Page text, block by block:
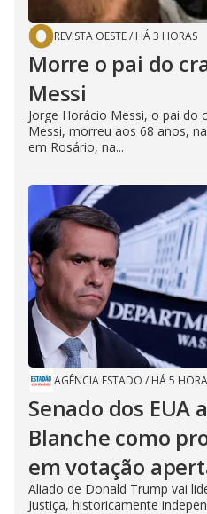
REVISTA OESTE/ HÁ 3 HORAS
Morre o pai do
Messi
Jorge Horácio Messi, o pai do
Messi, morreu aos 68 anos,
em Rosário, na...
AGÊNCIA ESTADO / HÁ 5
Senado dos EUA
Blanche como
em votação
Aliado de Donald Trump vai
Justiça, historicamente